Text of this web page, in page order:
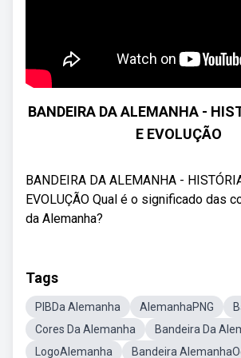
BANDEIRA DA ALEMANHA -
E EVOLUÇÃO
BANDEIRA DA ALEMANHA -
EVOLUÇÃO Qual é o significado das
da Alemanha?
Tags
PIBDa Alemanha AlemanhaPNG
Cores Da Alemanha
Bandeira Da
LogoAlemanha
Bandeira